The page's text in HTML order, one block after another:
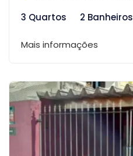
3 Quartos
2 Banheiros
Mais informações